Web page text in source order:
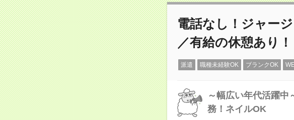
電話なし！ジャー
／有給の休憩あり！
派遣 職種未経験OK ブランクOK
～幅広い年代活躍
務！ネイルOK